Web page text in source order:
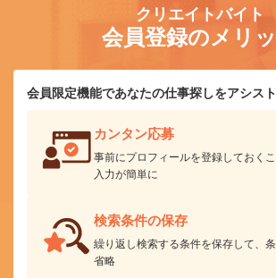
クリエイトバイト
会員登録のメリ
会員限定機能であなたの仕事探しをアシスト
カンタン応募
事前にプロフィールを登録しておく
入力が簡単に
検索条件の保存
繰り返し検索する条件を保存して、
省略